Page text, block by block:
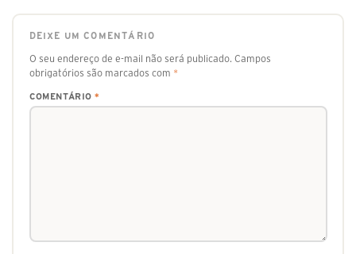
DEIXE UM COMENTÁRIO
O seu endereço de e-mail não será publicado. Campos
obrigatórios são marcados com *
COMENTÁRIO *